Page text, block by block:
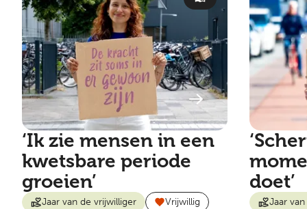
‘Ik zie mensen in een
kwetsbare periode
groeien’
Jaar van de vrijwilliger
Vrijwillig
doet’
Jaar